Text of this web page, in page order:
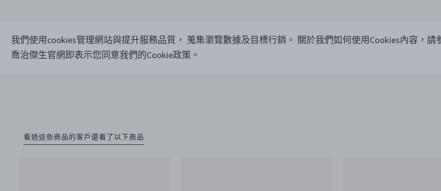
看過這些商品的客戶還看了以下商品
我們使用cookies管理網站與提升服務品質， 蒐集瀏覽數據及目標行銷。 關於我們如何使用Cookies內容，請
喬治傑生官網即表示您同意我們的Cookie政策。